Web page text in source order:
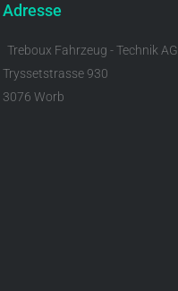
Adresse
Treboux Fahrzeug - Technik AG
Tryssetstrasse 930
3076 Worb